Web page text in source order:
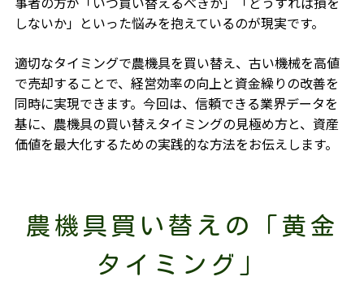
しないか」といった悩みを抱えているのが現実です。
適切なタイミングで農機具を買い替え、古い機械を高値
で売却することで、経営効率の向上と資金繰りの改善を
同時に実現できます。今回は、信頼できる業界データを
基に、農機具の買い替えタイミングの見極め方と、資産
価値を最大化するための実践的な方法をお伝えします。
農機具買い替えの「黄金
タイミング」